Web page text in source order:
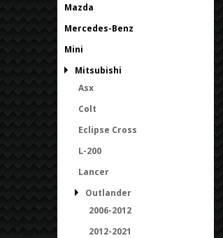
Mazda
Mercedes-Benz
Mini
Mitsubishi
Asx
Colt
Eclipse Cross
L-200
Lancer
Outlander
2006-2012
2012-2021